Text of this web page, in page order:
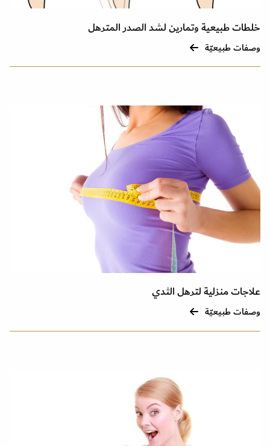
خلطات طبيعية وتمارين لشد الصدر المترهل
وصفات طبيعيّة
علاجات منزلية لترهل الثدي
وصفات طبيعيّة